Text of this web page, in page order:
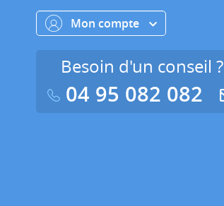
Mon compte
Besoin d'un conseil ?
04 95 082 082